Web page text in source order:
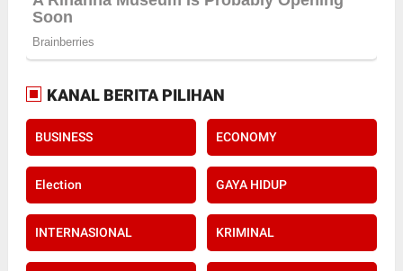
KANAL BERITA PILIHAN
BUSINESS ECONOMY
Election GAYA HIDUP
INTERNASIONAL KRIMINAL